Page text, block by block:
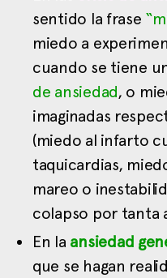
sentido la frase
miedo a
cuando se tiene
de ansiedad, o
imaginadas
(miedo al infarto
taquicardias,
mareo o
colapso por tanta
En la ansiedad
que se hagan